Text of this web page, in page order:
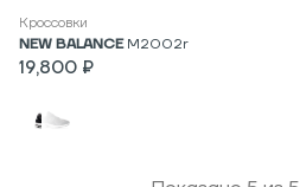
Кроссовки
NEW BALANCE M2002r
19,800 ₽